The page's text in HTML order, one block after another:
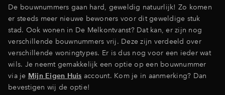
De bouwnummers gaan hard, geweldig natuurlijk! Zo komen
er steeds meer nieuwe bewoners voor dit geweldige stuk
stad. Ook wonen in De Melkontvanst? Dat kan, er zijn nog
verschillende bouwnummers vrij. Deze zijn verdeeld over
verschillende woningtypes. Er is dus nog voor een ieder wat
wils. Je neemt gemakkelijk een optie op een bouwnummer
via je Mijn Eigen Huis account. Kom je in aanmerking? Dan
bevestigen wij de optie!